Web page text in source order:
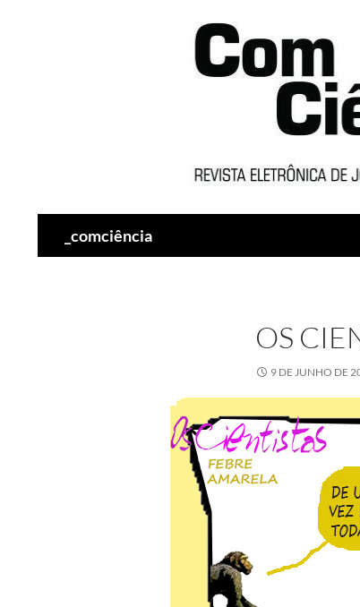
_comciência
OS
9 DE JUNHO DE